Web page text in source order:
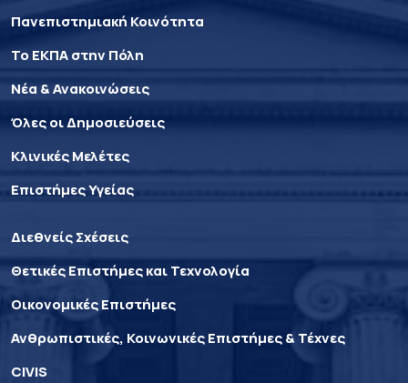
Πανεπιστημιακή Κοινότητα
Το ΕΚΠΑ στην Πόλη
Νέα & Ανακοινώσεις
Όλες οι Δημοσιεύσεις
Κλινικές Μελέτες
Επιστήμες Υγείας
Διεθνείς Σχέσεις
Θετικές Επιστήμες και Τεχνολογία
Οικονομικές Επιστήμες
Ανθρωπιστικές, Κοινωνικές Επιστήμες & Τέχνες
CIVIS